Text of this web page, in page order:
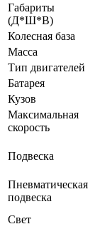
Габариты
(Д*Ш*В)
Колесная база
Масса
Тип двигателей
Батарея
Кузов
Максимальная
скорость
Подвеска
Пневматическая
подвеска
Свет